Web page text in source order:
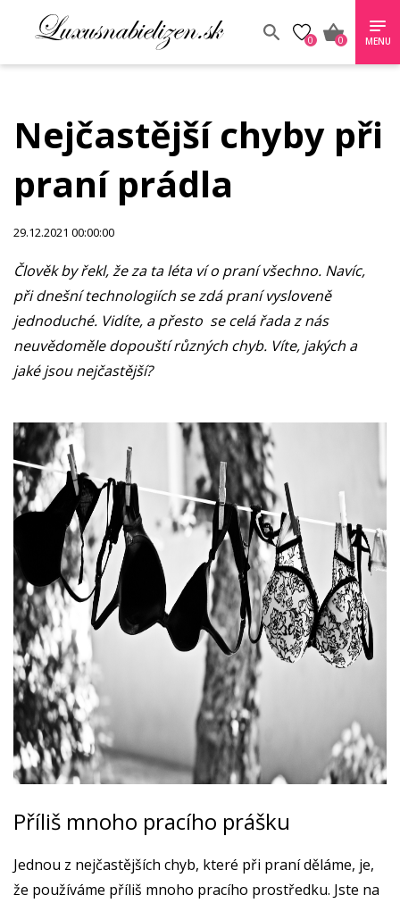
0 0 MENU
Nejčastější chyby při
praní prádla
29.12.2021 00:00:00
Člověk by řekl, že za ta léta ví o praní všechno. Navíc,
při dnešní technologiích se zdá praní vysloveně
jednoduché. Vidíte, a přesto se celá řada z nás
neuvědoměle dopouští různých chyb. Víte, jakých a
jaké jsou nejčastější?
Příliš mnoho pracího prášku
Jednou z nejčastějších chyb, které při praní děláme, je,
že používáme příliš mnoho pracího prostředku. Jste na